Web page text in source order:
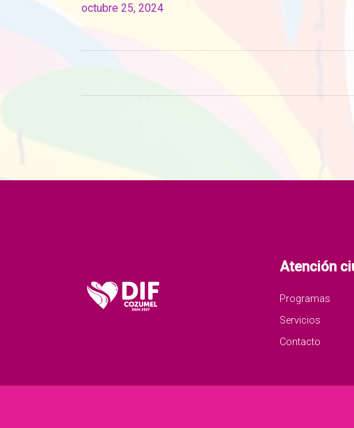
octubre 25, 2024
Atención
Programas
Servicios
Contacto